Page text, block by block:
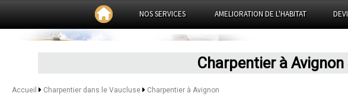
NOS SERVICES AMELIORATION DE L'HABITAT
Charpentier à Avignon
Accueil Charpentier dans le Vaucluse Charpentier à Avignon